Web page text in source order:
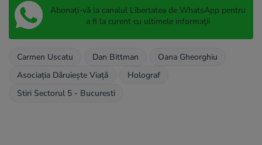
Abonați-vă la canalul Libertatea de WhatsApp pentru
a fi la curent cu ultimele informații
Carmen Uscatu Dan Bittman
Oana Gheorghiu
Asociaţia Dăruieşte Viaţă
Holograf
Stiri Sectorul 5 - Bucuresti